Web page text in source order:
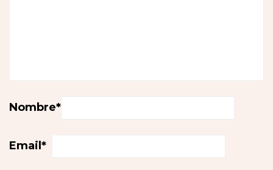
Nombre*
Email *